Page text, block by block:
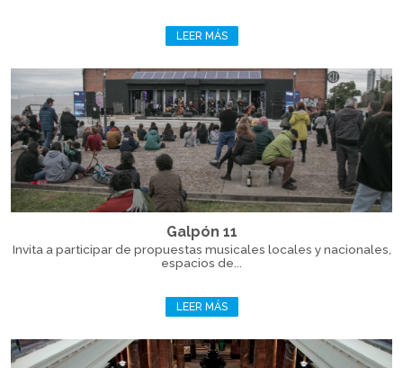
LEER MÁS
Galpón 11
Invita a participar de propuestas musicales locales y nacionales,
espacios de...
LEER MÁS